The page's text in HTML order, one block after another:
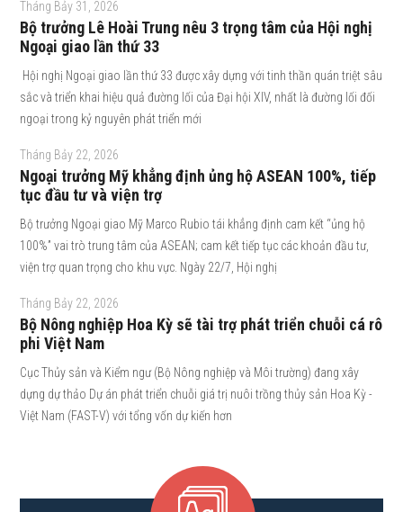
Tháng Bảy 31, 2026
Bộ trưởng Lê Hoài Trung nêu 3 trọng tâm của Hội nghị
Ngoại giao lần thứ 33
Hội nghị Ngoại giao lần thứ 33 được xây dựng với tinh thần quán triệt sâu
sắc và triển khai hiệu quả đường lối của Đại hội XIV, nhất là đường lối đối
ngoại trong kỷ nguyên phát triển mới
Tháng Bảy 22, 2026
Ngoại trưởng Mỹ khẳng định ủng hộ ASEAN 100%, tiếp
tục đầu tư và viện trợ
Bộ trưởng Ngoại giao Mỹ Marco Rubio tái khẳng định cam kết “ủng hộ
100%” vai trò trung tâm của ASEAN; cam kết tiếp tục các khoản đầu tư,
viện trợ quan trọng cho khu vực. Ngày 22/7, Hội nghị
Tháng Bảy 22, 2026
Bộ Nông nghiệp Hoa Kỳ sẽ tài trợ phát triển chuỗi cá rô
phi Việt Nam
Cục Thủy sản và Kiểm ngư (Bộ Nông nghiệp và Môi trường) đang xây
dựng dự thảo Dự án phát triển chuỗi giá trị nuôi trồng thủy sản Hoa Kỳ -
Việt Nam (FAST-V) với tổng vốn dự kiến hơn